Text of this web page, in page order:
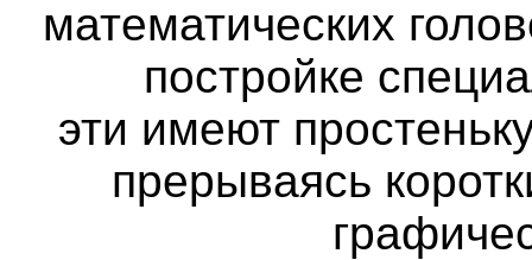
математических
постройке
эти имеют
прерываясь